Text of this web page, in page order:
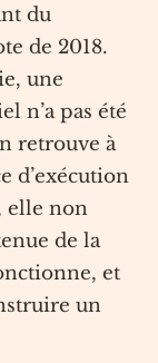
du
de 2018.
une
n’a pas été
retrouve à
d’exécution
elle non
de la
et
un